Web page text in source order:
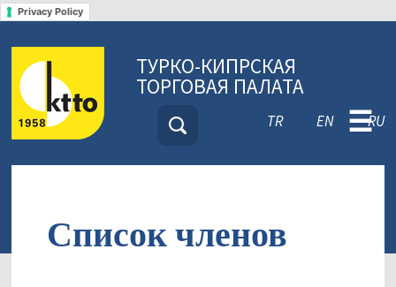
Privacy Policy
ТУРКО-КИПРСКАЯ
ТОРГОВАЯ ПАЛАТА
TR EN RU
☰
Список членов